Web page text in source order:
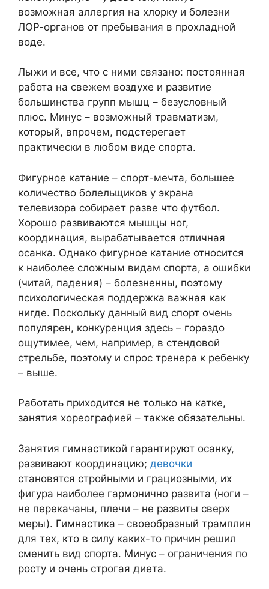
возможная аллергия на хлорку и болезни
ЛОР-органов от пребывания в прохладной
воде.
Лыжи и все, что с ними связано: постоянная
работа на свежем воздухе и развитие
большинства групп мышц – безусловный
плюс. Минус – возможный травматизм,
который, впрочем, подстерегает
практически в любом виде спорта.
Фигурное катание – спорт-мечта, большее
количество болельщиков у экрана
телевизора собирает разве что футбол.
Хорошо развиваются мышцы ног,
координация, вырабатывается отличная
осанка. Однако фигурное катание относится
к наиболее сложным видам спорта, а ошибки
(читай, падения) – болезненны, поэтому
психологическая поддержка важная как
нигде. Поскольку данный вид спорт очень
популярен, конкуренция здесь – гораздо
ощутимее, чем, например, в стендовой
стрельбе, поэтому и спрос тренера к ребенку
– выше.
Работать приходится не только на катке,
занятия хореографией – также обязательны.
Занятия гимнастикой гарантируют осанку,
развивают координацию; девочки
становятся стройными и грациозными, их
фигура наиболее гармонично развита (ноги –
не перекачаны, плечи – не развиты сверх
меры). Гимнастика – своеобразный трамплин
для тех, кто в силу каких-то причин решил
сменить вид спорта. Минус – ограничения по
росту и очень строгая диета.